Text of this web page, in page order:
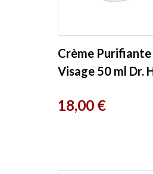
Crème Purifiante
Visage 50 ml Dr.
Prix
18,00 €